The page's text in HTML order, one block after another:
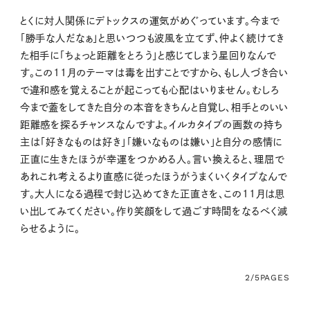
とくに対人関係にデトックスの運気がめぐっています。今まで
「勝手な人だなぁ」と思いつつも波風を立てず、仲よく続けてき
た相手に「ちょっと距離をとろう」と感じてしまう星回りなんで
す。この11月のテーマは毒を出すことですから、もし人づき合い
で違和感を覚えることが起こっても心配はいりません。むしろ
今まで蓋をしてきた自分の本音をきちんと自覚し、相手とのいい
距離感を探るチャンスなんですよ。イルカタイプの画数の持ち
主は「好きなものは好き」「嫌いなものは嫌い」と自分の感情に
正直に生きたほうが幸運をつかめる人。言い換えると、理屈で
あれこれ考えるより直感に従ったほうがうまくいくタイプなんで
す。大人になる過程で封じ込めてきた正直さを、この11月は思
い出してみてください。作り笑顔をして過ごす時間をなるべく減
らせるように。
2/5PAGES